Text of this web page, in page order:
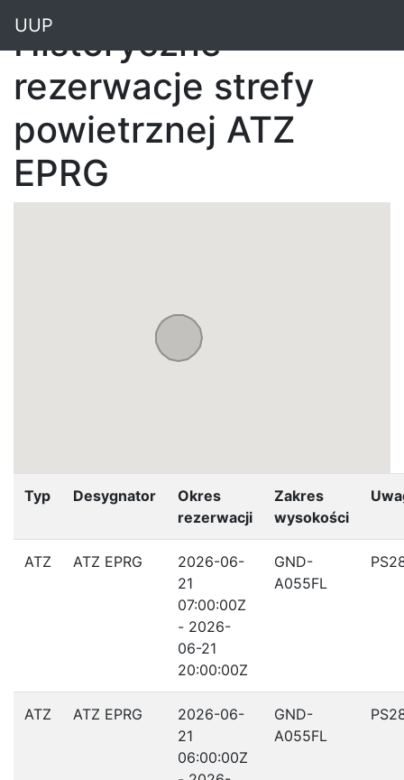
UUP
Historyczne
rezerwacje strefy
powietrznej ATZ
EPRG
Typ Desygnator
Okres
rezerwacji
Zakres
wysokości
ATZ ATZ EPRG
2026-06-
21
07:00:00Z
- 2026-
06-21
20:00:00Z
GND-
A055FL
ATZ ATZ EPRG
2026-06-
21
06:00:00Z
GND-
A055FL